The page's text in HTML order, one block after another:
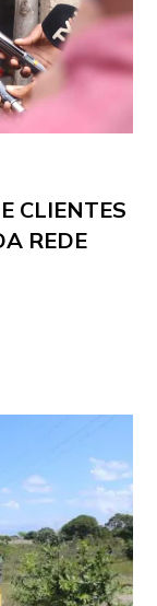
CLIENTES
REDE